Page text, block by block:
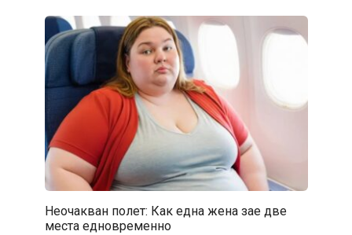
Неочакван полет: Как една жена зае две
места едновременно